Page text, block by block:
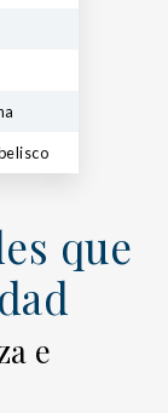
que
e